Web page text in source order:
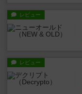
レビュー
レビュー